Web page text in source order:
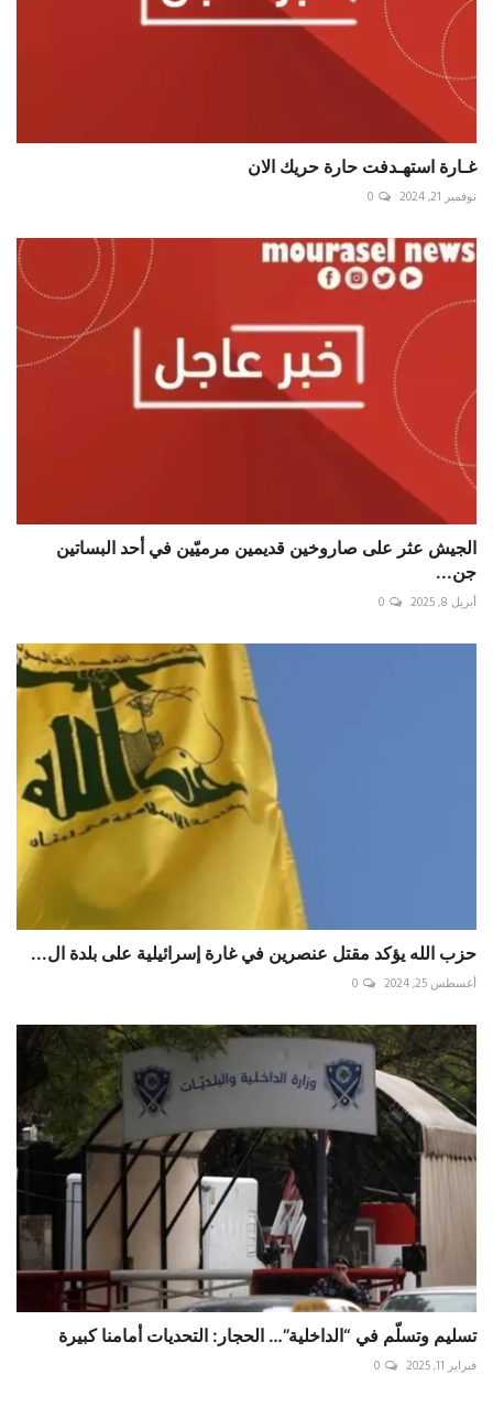
غـارة استهـدفت حارة حريك الان
نوفمبر 21, 2024 0
الجيش عثر على صاروخين قديمين مرميّين في أحد البساتين
جن...
أبريل 8, 2025 0
حزب الله يؤكد مقتل عنصرين في غارة إسرائيلية على بلدة ال...
أغسطس 25, 2024 0
تسليم وتسلّم في “الداخلية”… الحجار: التحديات أمامنا كبيرة
فبراير 11, 2025 0